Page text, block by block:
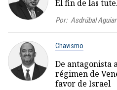
El fin de las
Por: Asdrúbal Aguiar
Chavismo
De antagonista
régimen de
favor de Israel